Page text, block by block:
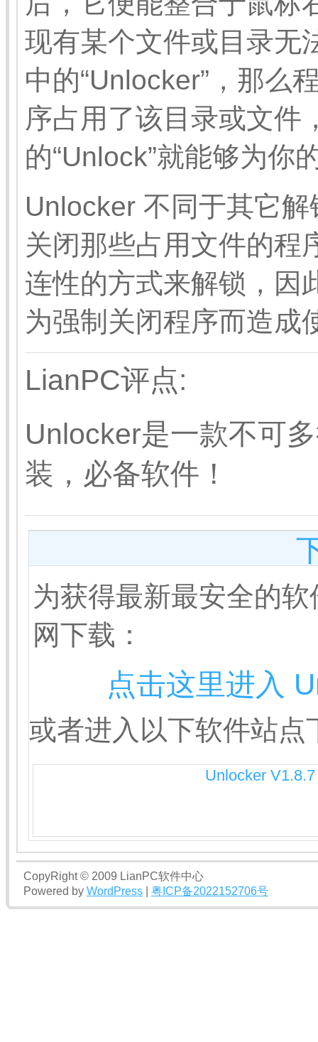
现有某个文件或目录无
中的“Unlocker”，那么
序占用了该目录或文件
的“Unlock”就能够为你
Unlocker 不同于其它
关闭那些占用文件的程
连性的方式来解锁，因
为强制关闭程序而造成
LianPC评点:
Unlocker是一款不可
装，必备软件！
为获得最新最安全的
网下载：
点击这里进入
或者进入以下软件站点
Unlocker V1.8.7
CopyRight © 2009 LianPC软件中心
Powered by WordPress 粤ICP备2022152706号